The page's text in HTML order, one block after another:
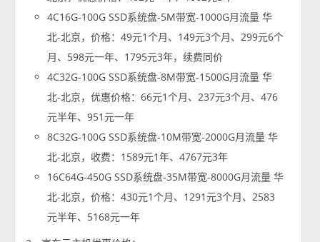
4C16G-100G SSD系统盘-5M带宽-1000G月流量 华
北-北京，价格：49元1个月、149元3个月、299元6个
月、598元一年、1795元3年，续费同价
4C32G-100G SSD系统盘-8M带宽-1500G月流量 华
北-北京，优惠价格：66元1个月、237元3个月、476
元半年、951元一年
8C32G-100G SSD系统盘-10M带宽-2000G月流量 华
北-北京，收费：1589元1年、4767元3年
16C64G-450G SSD系统盘-35M带宽-8000G月流量 华
北-北京，价格：430元1个月、1291元3个月、2583
元半年、5168元一年